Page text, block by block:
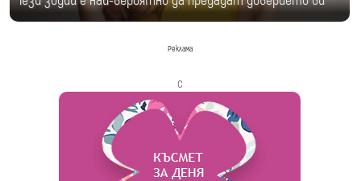
Реклама
с